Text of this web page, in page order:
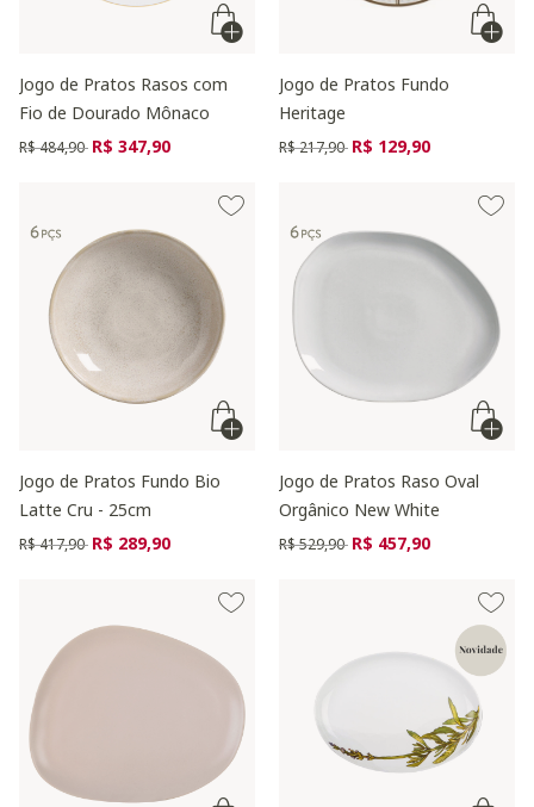
Jogo de Pratos Rasos com
Fio de Dourado Mônaco
Preço reduzido de
R$ 484,90 para
R$ 347,90
Jogo de Pratos Fundo
Heritage
Preço reduzido de
R$ 217,90 para
R$ 129,90
Jogo de Pratos Fundo Bio
Latte Cru - 25cm
Preço reduzido de
R$ 417,90 para
R$ 289,90
Jogo de Pratos Raso Oval
Orgânico New White
Preço reduzido de
R$ 529,90 para
R$ 457,90